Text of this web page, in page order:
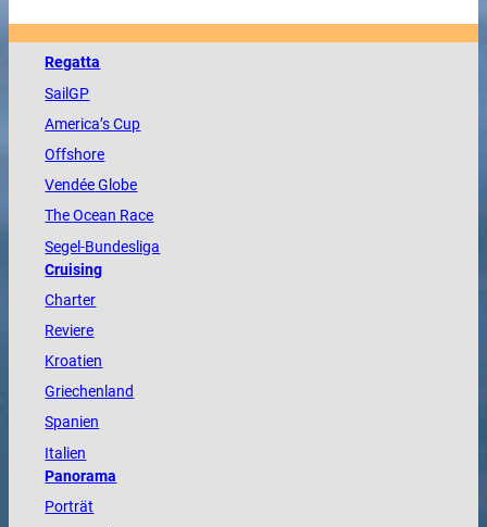
Regatta
SailGP
America’s Cup
Offshore
VendéeGlobe
TheOcean Race
Segel-Bundesliga
Cruising
Charter
Reviere
Kroatien
Griechenland
Spanien
Italien
Panorama
Porträt